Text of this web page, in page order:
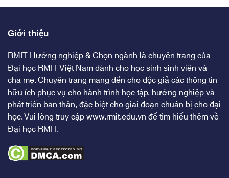
Giới thiệu
RMIT Hướng nghiệp & Chọn ngành là chuyên trang của
Đại học RMIT Việt Nam dành cho học sinh sinh viên và
cha mẹ. Chuyên trang mang đến cho độc giả các thông tin
hữu ích phục vụ cho hành trình học tập, hướng nghiệp và
phát triển bản thân, đặc biệt cho giai đoạn chuẩn bị cho đại
học. Vui lòng truy cậpwww.rmit.edu.vnđể tìm hiểu thêm về
Đại học RMIT.